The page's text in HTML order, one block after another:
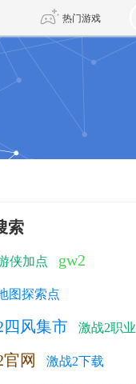
热门游戏
网3旗舰版
索
侠加点 gw2
图探索点
四风集市 激战2职业
网 激战2下载